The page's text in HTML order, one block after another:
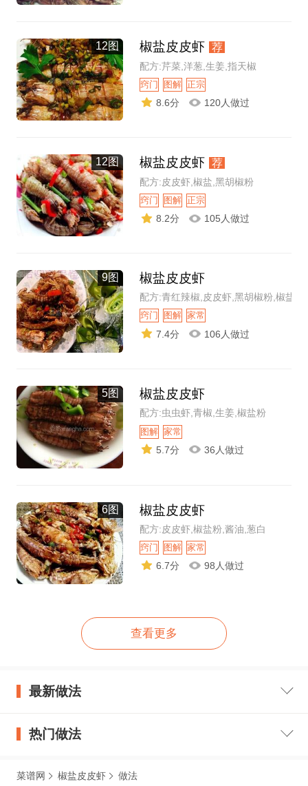
12图 椒盐皮皮虾 荐
配方:芹菜,洋葱,生姜,指天椒
窍门 图解 正宗
8.6分 120人做过
12图 椒盐皮皮虾 荐
配方:皮皮虾,椒盐,黑胡椒粉
窍门 图解 正宗
8.2分 105人做过
9图 椒盐皮皮虾
配方:青红辣椒,皮皮虾,黑胡椒粉,椒盐粉
窍门 图解 家常
7.4分 106人做过
5图 椒盐皮皮虾
配方:虫虫虾,青椒,生姜,椒盐粉
图解 家常
5.7分 36人做过
6图 椒盐皮皮虾
配方:皮皮虾,椒盐粉,酱油,葱白
窍门 图解 家常
6.7分 98人做过
查看更多
最新做法
热门做法
菜谱网 椒盐皮皮虾 做法